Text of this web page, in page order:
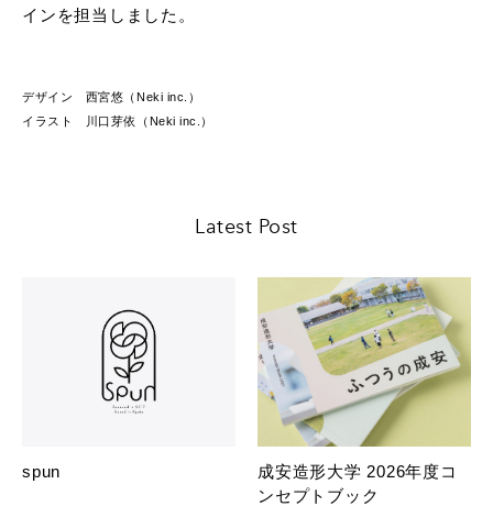
インを担当しました。
デザイン 西宮悠（Neki inc.）
イラスト 川口芽依（Neki inc.）
Latest Post
spun
成安造形大学 2026年度コ
ンセプトブック